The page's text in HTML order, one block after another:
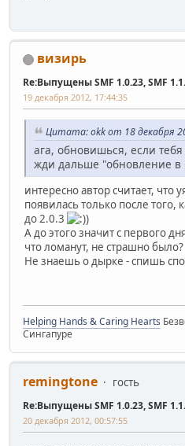
визирь
Re:Выпущены SMF 1.0.23, SMF
19 декабря 2012, 17:44:35
Цитата: okk от 18 декабря
ага, обновишься, если
жди дальше "обновление в
интересно автор считает, что
появилась только после того,
до 2.0.3
)
А до этого значит с первого
что ломанут, не страшно было?
Не знаешь о дырке - спишь
Helping Hands & Caring Hearts
Сингапуре
remingtone гость
Re:Выпущены SMF 1.0.23, SMF
20 декабря 2012, 00:57:55